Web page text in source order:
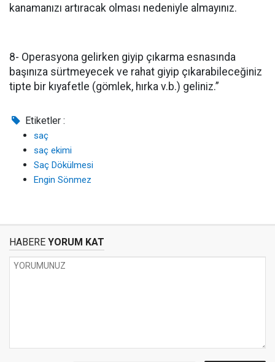
kanamanızı artıracak olması nedeniyle almayınız.
8- Operasyona gelirken giyip çıkarma esnasında
başınıza sürtmeyecek ve rahat giyip çıkarabileceğiniz
tipte bir kıyafetle (gömlek, hırka v.b.) geliniz.”
Etiketler :
saç
saç ekimi
Saç Dökülmesi
Engin Sönmez
HABERE YORUM KAT